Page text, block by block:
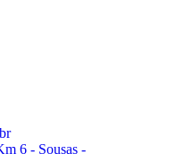
6 - Sousas -